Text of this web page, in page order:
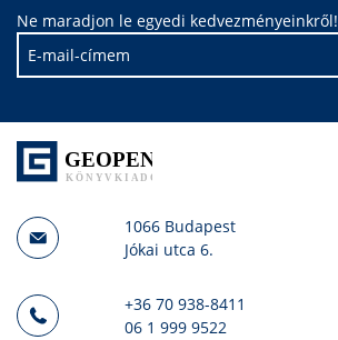
Ne maradjon le egyedi kedvezményeinkről!
1066 Budapest
Jókai utca 6.
+36 70 938-8411
06 1 999 9522